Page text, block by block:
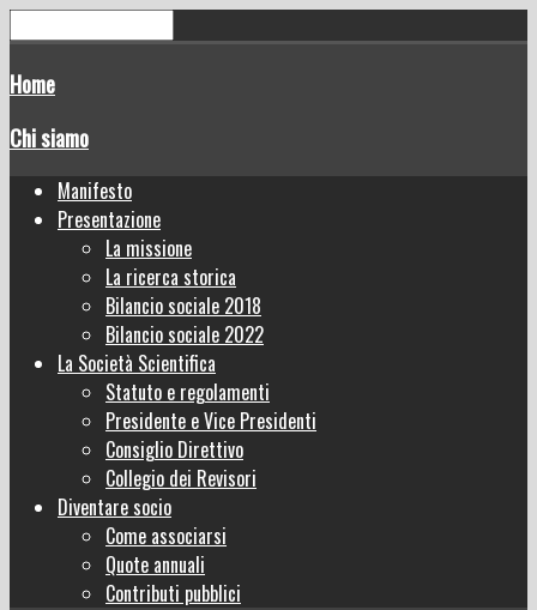
Home
Chi siamo
Manifesto
Presentazione
La missione
La ricerca storica
Bilancio sociale 2018
Bilancio sociale 2022
La Società Scientifica
Statuto e regolamenti
Presidente e Vice Presidenti
Consiglio Direttivo
Collegio dei Revisori
Diventare socio
Come associarsi
Quote annuali
Contributi pubblici